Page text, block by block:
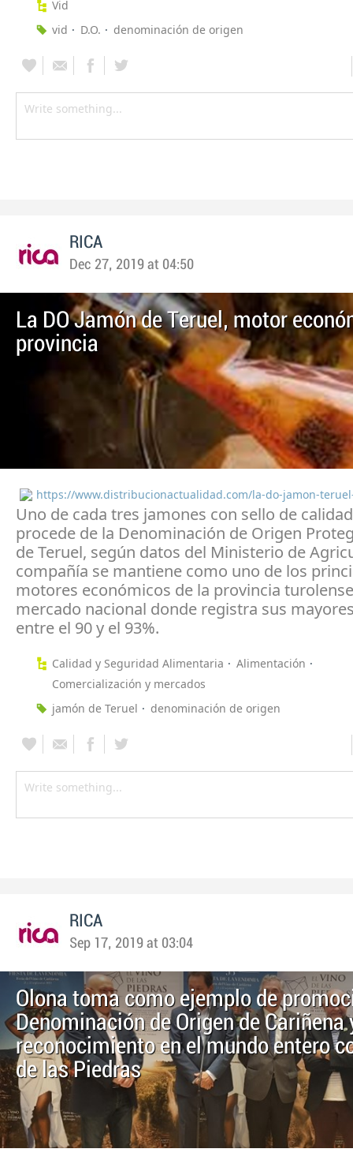
Vid
vid
D.O. denominación de origen
RICA
Dec 27, 2019 at 04:50
La DO Jamón de Teruel, motor
provincia
https://www.distribucionactualidad.com/la-do-jamon-
Uno de cada tres jamones con sello de
procede de la Denominación de Origen
de Teruel, según datos del Ministerio de
compañía se mantiene como uno de los
motores económicos de la provincia
mercado nacional donde registra sus
entre el 90 y el 93%.
Calidad y Seguridad Alimentaria
Alimentación
Comercialización y mercados
jamón de Teruel
denominación de origen
RICA
Sep 17, 2019 at 03:04
Olona toma como ejemplo de
Denominación de Origen de Cariñena
reconocimiento en el mundo entero
de las Piedras